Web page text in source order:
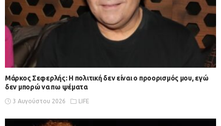
Μάρκος Σεφερλής: Η πολιτική δεν είναι ο προορισμός μου, εγώ
δεν μπορώ να πω ψέματα
3 Αυγούστου 2026 LIFE